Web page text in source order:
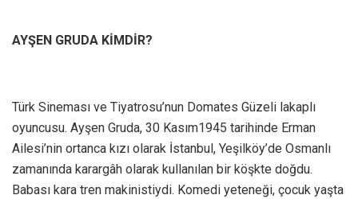
AYŞEN GRUDA KİMDİR?
Türk Sineması ve Tiyatrosu’nun Domates Güzeli lakaplı
oyuncusu. Ayşen Gruda, 30 Kasım1945 tarihinde Erman
Ailesi’nin ortanca kızı olarak İstanbul, Yeşilköy’de Osmanlı
zamanında karargâh olarak kullanılan bir köşkte doğdu.
Babası kara tren makinistiydi. Komedi yeteneği, çocuk yaşta